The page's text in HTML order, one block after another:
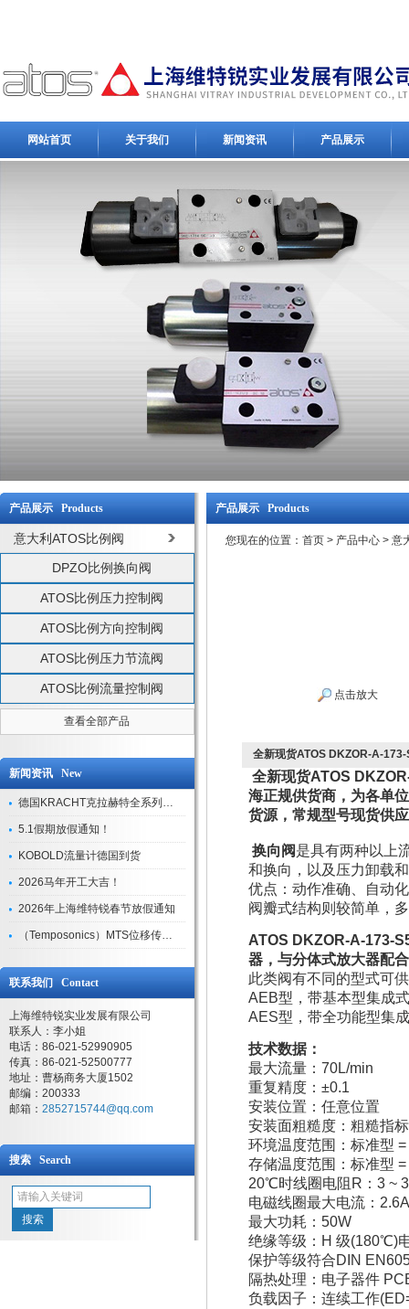
网站首页 关于我们 新闻资讯 产品展示
产品展示 Products
意大利ATOS比例阀
DPZO比例换向阀
ATOS比例压力控制阀
ATOS比例方向控制阀
ATOS比例压力节流阀
ATOS比例流量控制阀
查看全部产品
新闻资讯 New
德国KRACHT克拉赫特全系列现货库存
5.1假期放假通知！
KOBOLD流量计德国到货
2026马年开工大吉！
2026年上海维特锐春节放假通知
（Temposonics）MTS位移传感器现货库存型号
联系我们 Contact
上海维特锐实业发展有限公司
联系人：李小姐
电话：86-021-52990905
传真：86-021-52500777
地址：曹杨商务大厦1502
邮编：200333
邮箱： 2852715744@qq.com
搜索 Search
产品展示 Products
您现在的位置： 首页 > 产品中心 > 意
点击放大
全新现货ATOS DKZOR-A-
全新现货ATOS
海正规供货商，为各单
货源，常规型号现货供
换向阀是具有两种以上
和换向，以及压力卸载
优点：动作准确、自动
阀瓣式结构则较简单，
ATOS DKZOR-A-173-
器，与分体式放大器配
此类阀有不同的型式可
AEB型，带基本型集成
AES型，带全功能型集
技术数据：
最大流量：70L/min
重复精度：±0.1
安装位置：任意位置
安装面粗糙度：粗糙指
环境温度范围：标准型
存储温度范围：标准型
20℃时线圈电阻R：3 ~
电磁线圈最大电流：2.6A
最大功耗：50W
绝缘等级：H 级(180℃)
保护等级符合DIN
隔热处理：电子器件
负载因子：连续工作